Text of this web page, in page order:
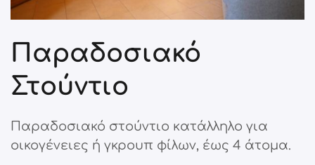
Παραδοσιακό
Στούντιο
Παραδοσιακό στούντιο κατάλληλο για
οικογένειες ή γκρουπ φίλων, έως 4 άτομα.